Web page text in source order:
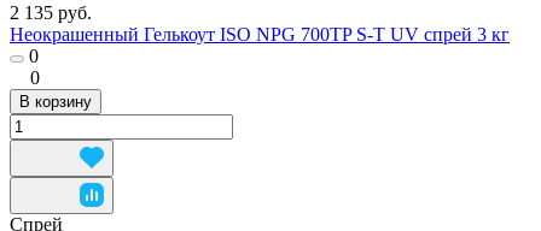
2 135 руб.
Неокрашенный Гелькоут ISO NPG 700TP S-T UV спрей 3 кг
0
0
В корзину
Спрей